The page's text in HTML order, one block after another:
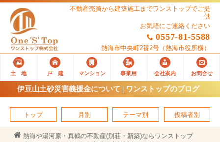
不動産売買から建築施工までワンストップでご提
供
お気軽にご連絡ください
0557-81-5588
熱海市中央町2番2号 （熱海市役所横）
土 地 戸 建 マンション 事業用 会社案内 お問合せ
伊豆山土砂災害義援金について | ワンストップのブログ
トップ 月別 テーマ別 投稿者別
熱海や湯河原・真鶴の不動産(別荘・新築)ならワンストップ